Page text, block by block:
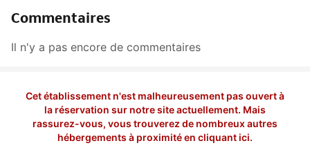
Commentaires
Il n'y a pas encore de commentaires
Cet établissement n'est malheureusement pas ouvert à
la réservation sur notre site actuellement. Mais
rassurez-vous, vous trouverez de nombreux autres
hébergements à proximité en cliquant ici.